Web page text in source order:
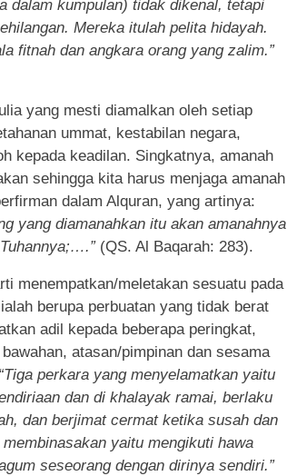
dalam kumpulan) tidak dikenal, tetapi
Mereka itulah pelita hidayah.
fitnah dan angkara orang yang zalim.”
yang mesti diamalkan oleh setiap
ummat, kestabilan negara,
kepada keadilan. Singkatnya, amanah
sehingga kita harus menjaga amanah
dalam Alquran, yang artinya:
yang diamanahkan itu akan amanahnya
(QS. Al Baqarah: 283).
menempatkan/meletakan sesuatu pada
berupa perbuatan yang tidak berat
adil kepada beberapa peringkat,
atasan/pimpinan dan sesama
“Tiga perkara yang menyelamatkan yaitu
dan di khalayak ramai, berlaku
dan berjimat cermat ketika susah dan
yaitu mengikuti hawa
seseorang dengan dirinya sendiri.”